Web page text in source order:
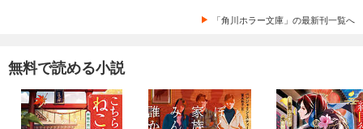
「角川ホラー文庫」の最新刊一覧へ
無料で読める小説